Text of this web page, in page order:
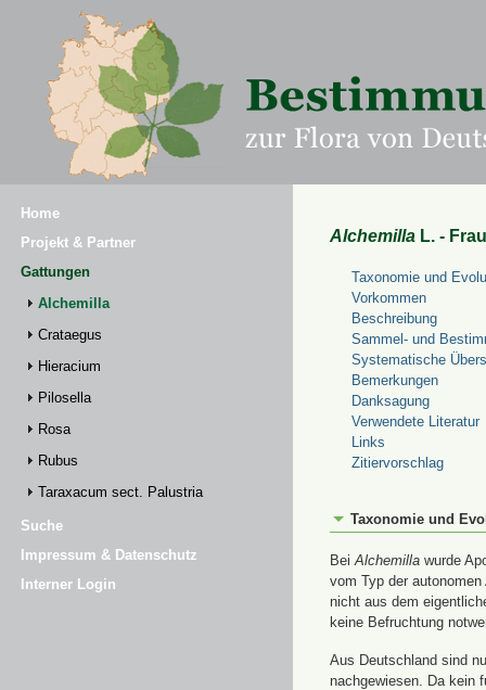
Home
Projekt & Partner
Gattungen
Alchemilla
Crataegus
Hieracium
Pilosella
Rosa
Rubus
Taraxacum sect. Palustria
Suche
Impressum & Datenschutz
Interner Login
Alchemilla L. -
Taxonomie und
Vorkommen
Beschreibung
Sammel- und
Systematische
Bemerkungen
Danksagung
Verwendete Literatur
Links
Zitiervorschlag
Taxonomie und
BeiAlchemilla wurde
vom Typ der
nicht aus dem
keine Befruchtung
Aus Deutschland sind
nachgewiesen. Da kein